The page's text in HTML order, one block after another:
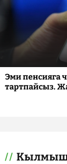
Эми пенсияга
тартпайсыз.